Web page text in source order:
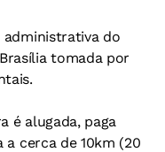
administrativa do
tomada por
é alugada, paga
cerca de 10km (20